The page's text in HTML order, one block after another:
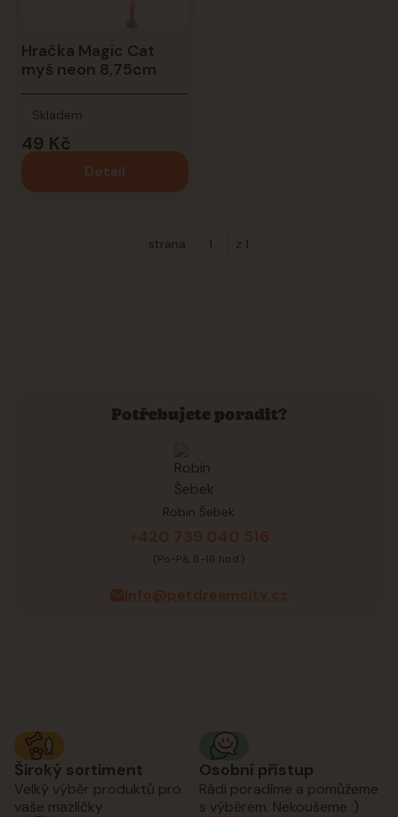
Hračka Magic Cat
myš neon 8,75cm
49 Kč
Skladem
Detail
strana z 1
Potřebujete poradit?
Robin Šebek
+420 739 040 516
(Po-Pá, 8-16 hod.)
info@petdreamcity.cz
Široký sortiment
Velký výběr produktů pro
vaše mazlíčky
Osobní přístup
Rádi poradíme a pomůžeme
s výběrem. Nekoušeme :)